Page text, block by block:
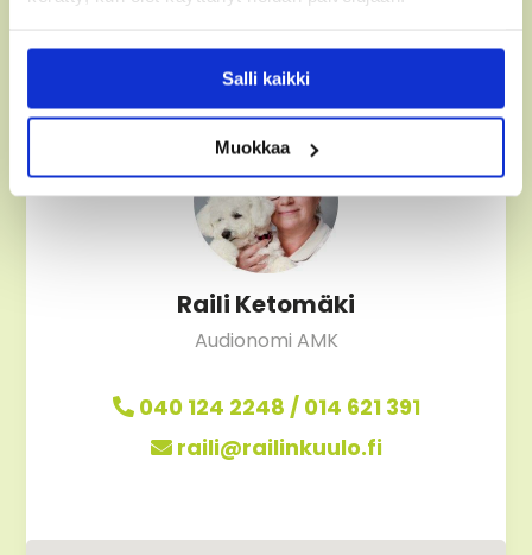
Salli kaikki
Muokkaa
Raili Ketomäki
Audionomi AMK
040 124 2248 /014 621 391
raili@railinkuulo.fi